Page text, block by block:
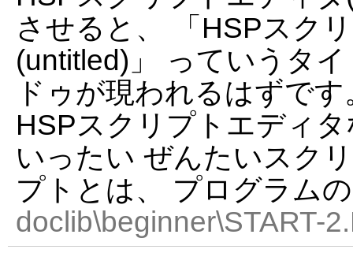
させると、 「HSPスク
(untitled)」 っていうタ
ドゥが現われるはずで
HSPスクリプトエディ
いったい ぜんたいスク
プトとは、 プログラム
doclib\beginner\START-